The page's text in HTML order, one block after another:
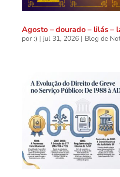
Agosto – dourado – lilás –
por :) | jul 31, 2026| Blog de